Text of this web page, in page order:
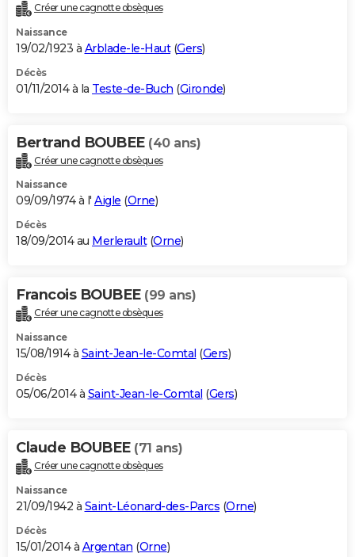
Créer une cagnotte obsèques
Naissance
19/02/1923 à Arblade-le-Haut(Gers)
Décès
01/11/2014 à la Teste-de-Buch (Gironde)
Bertrand BOUBEE (40 ans)
Créer une cagnotte obsèques
Naissance
09/09/1974 à l' Aigle (Orne)
Décès
18/09/2014 au Merlerault(Orne)
Francois BOUBEE (99 ans)
Créer une cagnotte obsèques
Naissance
15/08/1914 à Saint-Jean-le-Comtal (Gers)
Décès
05/06/2014 à Saint-Jean-le-Comtal (Gers)
Claude BOUBEE (71 ans)
Créer une cagnotte obsèques
Naissance
21/09/1942 à Saint-Léonard-des-Parcs (Orne)
Décès
15/01/2014 à Argentan (Orne)